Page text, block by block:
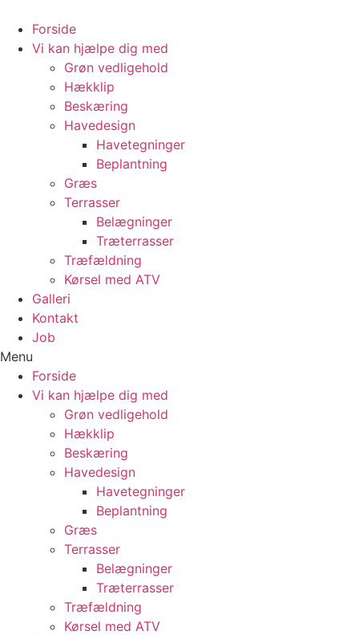
indhold
Forside
Vi kan hjælpe dig med
Grøn vedligehold
Hækklip
Beskæring
Havedesign
Havetegninger
Beplantning
Græs
Terrasser
Belægninger
Træterrasser
Træfældning
Kørsel med ATV
Galleri
Kontakt
Job
Menu
Forside
Vi kan hjælpe dig med
Grøn vedligehold
Hækklip
Beskæring
Havedesign
Havetegninger
Beplantning
Græs
Terrasser
Belægninger
Træterrasser
Træfældning
Kørsel med ATV